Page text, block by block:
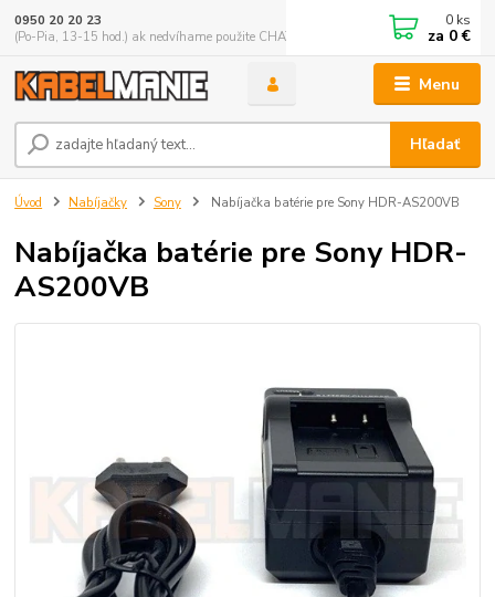
Menu
Hľadať
0950 20 20 23
(Po-Pia, 13-15 hod.) ak nedvíhame použite CHATBOX
0 ks
za 0 €
Úvod Nabíjačky Sony Nabíjačka batérie pre Sony HDR-AS200VB
Nabíjačka batérie pre Sony HDR-
AS200VB